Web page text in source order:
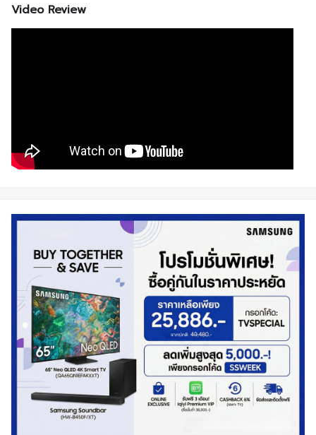
Video Review